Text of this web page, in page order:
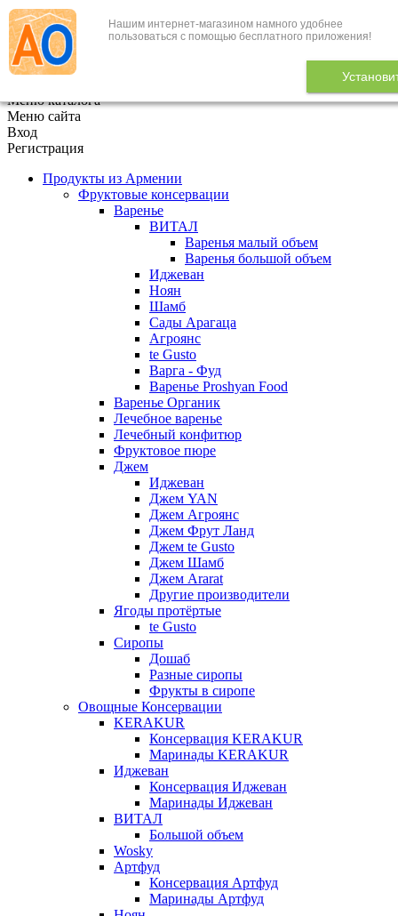
Нашим интернет-магазином намного удобнее
пользоваться с помощью бесплатного приложения!
+7 (495) 646-888-1
В корзине 0
Меню каталога
Меню сайта
Вход
Регистрация
Продукты из Армении
Фруктовые консервации
Варенье
ВИТАЛ
Варенья малый объем
Варенья большой объем
Иджеван
Ноян
Шамб
Сады Арагаца
Агроянс
te Gusto
Варга - Фуд
Варенье Proshyan Food
Варенье Органик
Лечебное варенье
Лечебный конфитюр
Фруктовое пюре
Джем
Иджеван
Джем YAN
Джем Агроянс
Джем Фрут Ланд
Джем te Gusto
Джем Шамб
Джем Ararat
Другие производители
Ягоды протёртые
te Gusto
Сиропы
Дошаб
Разные сиропы
Фрукты в сиропе
Овощные Консервации
KERAKUR
Консервация KERAKUR
Маринады KERAKUR
Иджеван
Консервация Иджеван
Маринады Иджеван
ВИТАЛ
Большой объем
Wosky
Артфуд
Консервация Артфуд
Маринады Артфуд